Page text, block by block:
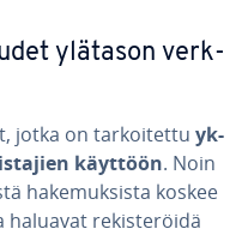
ylätason verk­
jotka on tar­koi­tet­tu yk­
käyttöön. Noin
ha­ke­muk­sis­ta koskee
haluavat re­kis­te­röi­dä